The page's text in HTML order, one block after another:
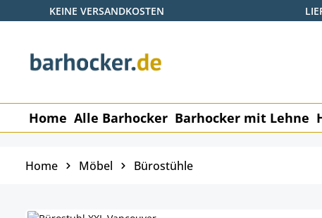
Hauptinhalt springen
Zur Suche springen
Zur Hauptnavigation springen
KEINE VERSANDKOSTEN
Home Alle Barhocker Barhocker mit Lehne
Home Möbel Bürostühle